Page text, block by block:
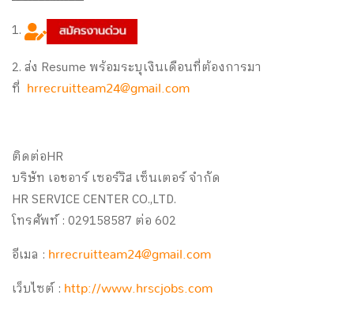
1.
2. ส่ง Resume พร้อมระบุเงินเดือนที่ต้องการมา
ที่
hrrecruitteam24@gmail.com
ติดต่อHR
บริษัท เอชอาร์ เซอร์วิส เซ็นเตอร์ จำกัด
HR SERVICE CENTER CO.,LTD.
โทรศัพท์ : 029158587 ต่อ 602
อีเมล : hrrecruitteam24@gmail.com
เว็บไซต์ : http://www.hrscjobs.com